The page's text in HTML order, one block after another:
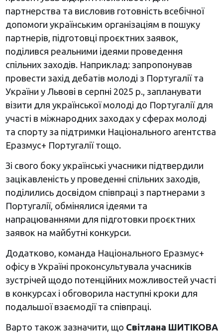
партнерства та висловив готовність всебічної
допомоги українським організаціям в пошуку
партнерів, підготовці проєктних заявок,
поділився реальними ідеями проведення
спільних заходів. Наприклад: запропонував
провести захід дебатів молоді з Португалії та
України у Львові в серпні 2025 р., запланувати
візити для української молоді до Португалії для
участі в міжнародних заходах у сферах молоді
та спорту за підтримки Національного агентства
Еразмус+ Португалії тощо.
Зі свого боку українські учасники підтвердили
зацікавленість у проведенні спільних заходів,
поділились досвідом співпраці з партнерами з
Португалії, обмінялися ідеями та
напрацюваннями для підготовки проєктних
заявок на майбутні конкурси.
Додатково, команда Національного Еразмус+
офісу в Україні проконсультувала учасників
зустрічей щодо потенційних можливостей участі
в конкурсах і обговорила наступні кроки для
подальшої взаємодії та співпраці.
Варто також зазначити, що Світлана ШИТІКОВА